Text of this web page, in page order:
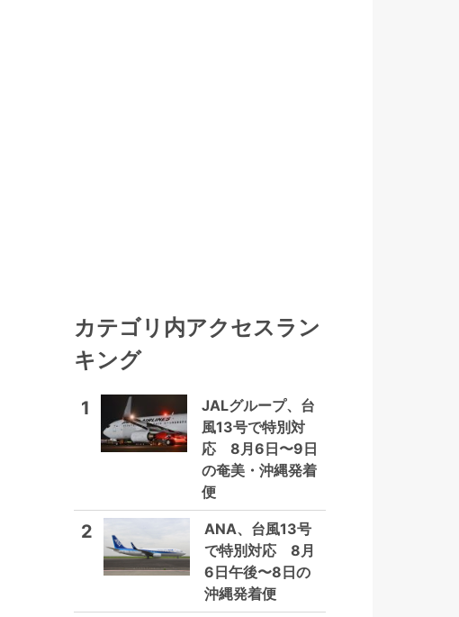
カテゴリ内アクセスラン
キング
1
JALグループ、台
風13号で特別対
応 8月6日〜9日
の奄美・沖縄発着
便
2
ANA、台風13号
で特別対応 8月
6日午後〜8日の
沖縄発着便